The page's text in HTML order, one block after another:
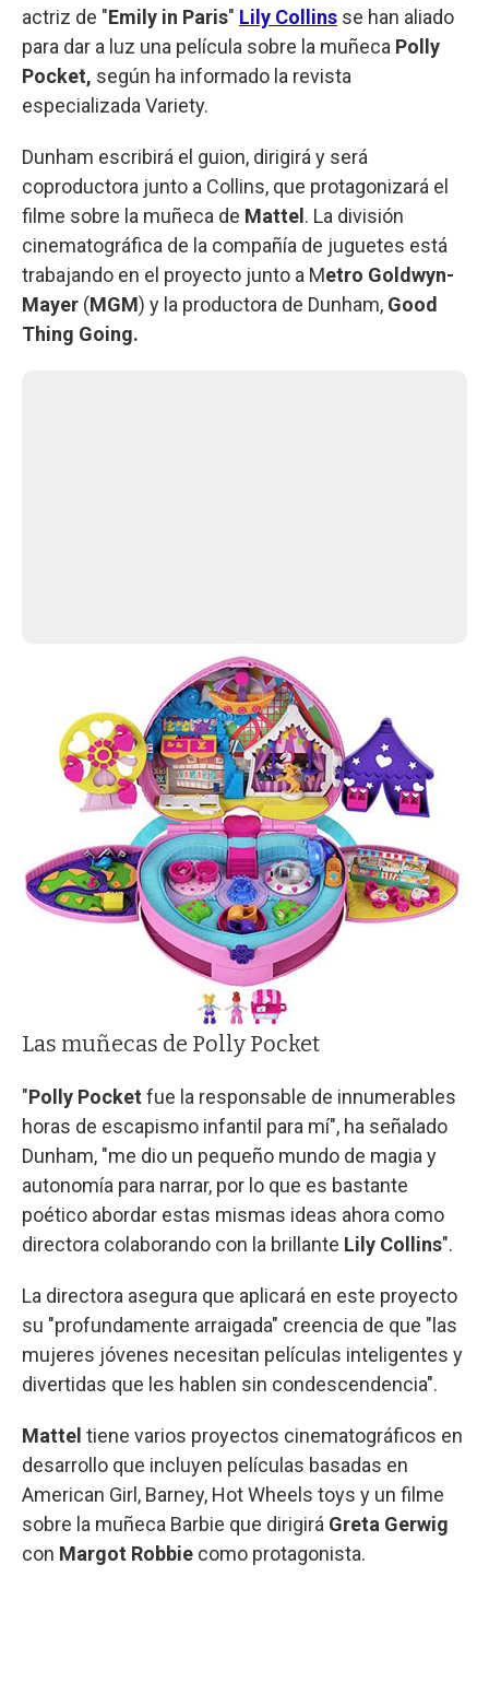
actriz de "Emily in Paris" Lily Collins se han aliado
para dar a luz una película sobre la muñeca Polly
Pocket, según ha informado la revista
especializada Variety.
Dunham escribirá el guion, dirigirá y será
coproductora junto a Collins, que protagonizará el
filme sobre la muñeca de Mattel . La división
cinematográfica de la compañía de juguetes está
trabajando en el proyecto junto a Metro Goldwyn-
Mayer (MGM) y la productora de Dunham, Good
Thing Going.
Las muñecas de Polly Pocket
"Polly Pocket fue la responsable de innumerables
horas de escapismo infantil para mí", ha señalado
Dunham, "me dio un pequeño mundo de magia y
autonomía para narrar, por lo que es bastante
poético abordar estas mismas ideas ahora como
directora colaborando con la brillante Lily Collins".
La directora asegura que aplicará en este proyecto
su "profundamente arraigada" creencia de que "las
mujeres jóvenes necesitan películas inteligentes y
divertidas que les hablen sin condescendencia".
Mattel tiene varios proyectos cinematográficos en
desarrollo que incluyen películas basadas en
American Girl, Barney, Hot Wheels toys y un filme
sobre la muñeca Barbie que dirigirá Greta Gerwig
con Margot Robbie como protagonista.